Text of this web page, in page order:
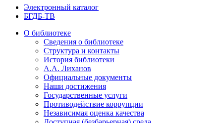
Электронный каталог
БГДБ-ТВ
О библиотеке
Сведения о библиотеке
Структура и контакты
История библиотеки
А.А. Лиханов
Официальные документы
Наши достижения
Государственные услуги
Противодействие коррупции
Независимая оценка качества